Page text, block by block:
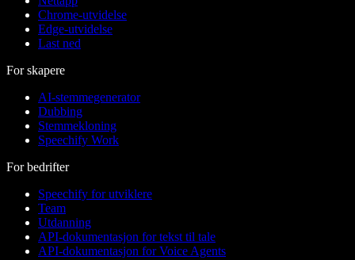
Chrome-utvidelse
Edge-utvidelse
Last ned
For skapere
AI-stemmegenerator
Dubbing
Stemmekloning
Speechify Work
For bedrifter
Speechify for utviklere
Team
Utdanning
API-dokumentasjon for tekst til tale
API-dokumentasjon for Voice Agents